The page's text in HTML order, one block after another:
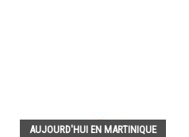
AUJOURD'HUI EN MARTINIQUE